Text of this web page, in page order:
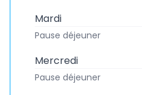
Mardi
Pause déjeuner
Mercredi
Pause déjeuner